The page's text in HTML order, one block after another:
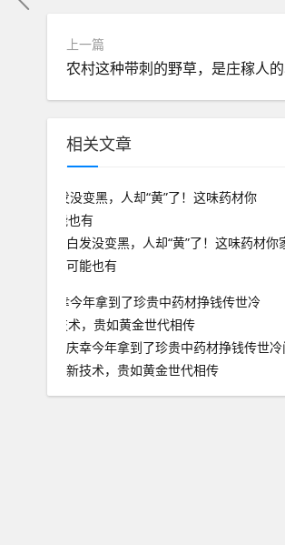
上一篇
相关文章
白发没变黑，人却“黄”了！这味药材你
可能也有
庆幸今年拿到了珍贵中药材挣钱传世冷
新技术，贵如黄金世代相传